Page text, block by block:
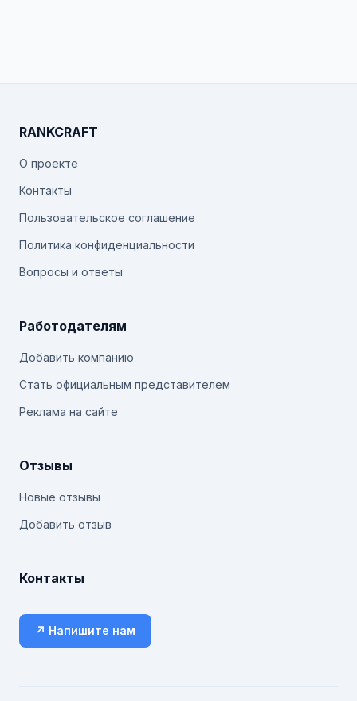
RANKCRAFT
О проекте
Контакты
Пользовательское соглашение
Политика конфиденциальности
Вопросы и ответы
Работодателям
Добавить компанию
Стать официальным представителем
Реклама на сайте
Отзывы
Новые отзывы
Добавить отзыв
Контакты
↗ Напишите нам